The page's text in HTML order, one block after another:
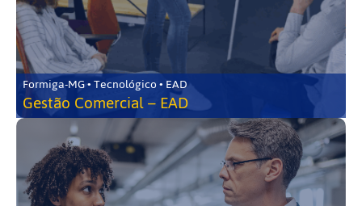
Formiga-MG • Tecnológico • EAD
Gestão Comercial – EAD